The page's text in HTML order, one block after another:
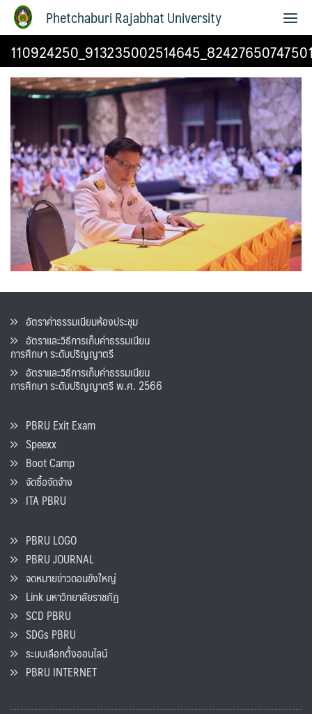
Phetchaburi Rajabhat University
อัตราค่าธรรมเนียมห้องประชุม
อัตราและวิธีการเก็บค่าธรรมเนียน
การศึกษา ระดับปริญญาตรี
อัตราและวิธีการเก็บค่าธรรมเนียน
การศึกษา ระดับปริญญาตรี พ.ศ. 2566
PBRU Exit Exam
Speexx
Boot Camp
จัดซื้อจัดจ้าง
ITA PBRU
PBRU LOGO
PBRU JOURNAL
จดหมายข่าวดอนขังใหญ่
Link มหาวิทยาลัยราชภัฏ
SCD PBRU
SDGs PBRU
ระบบเลือกตั้งออนไลน์
PBRU INTERNET